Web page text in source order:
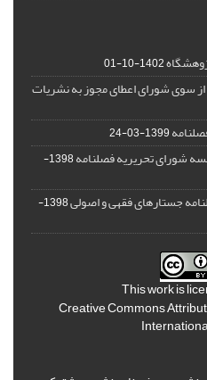
1402-10-01
سوی شورای اعطای مجوز به نشریات
1399-03-24
شورای تحریریه فصلنامه
1398-
جستارهای فقهی و اصولی
1398-
This work is
Creative Commons